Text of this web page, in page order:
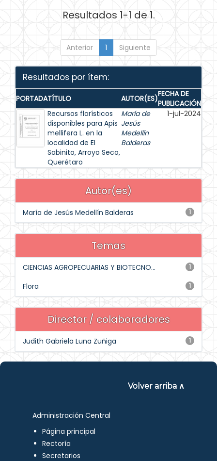
Resultados 1-1 de 1.
Anterior 1 Siguiente
Resultados por ítem:
PORTADATÍTULO AUTOR(ES)FECHA DE
PUBLICACIÓN
Recursos florísticos
disponibles para Apis
mellifera L. en la
localidad de El
Sabinito, Arroyo Seco,
Querétaro
María de
Jesús
Medellín
Balderas
1-jul-2024
Autor(es)
1
María de Jesús Medellín Balderas
Temas
1
CIENCIAS AGROPECUARIAS Y BIOTECNO...
1
Flora
Director / colaboradores
1
Judith Gabriela Luna Zuñiga
Volver arriba ∧
Administración Central
Página principal
Rectoría
Secretarios